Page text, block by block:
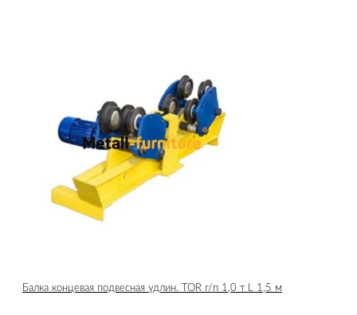
Балка концевая подвесная удлин. TOR г/п 1,0 т L 1,5 м